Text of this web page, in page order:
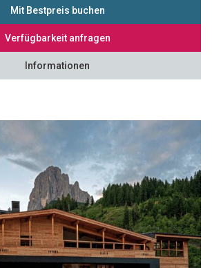
Mit Bestpreis buchen
Verfügbarkeit anfragen
Informationen